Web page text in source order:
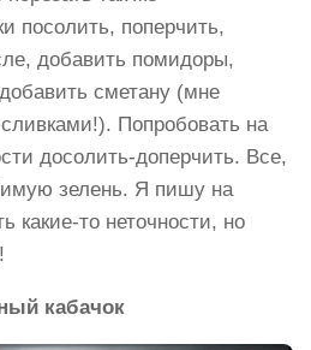
посолить, поперчить,
добавить помидоры,
сметану (мне
Попробовать на
досолить-доперчить. Все,
зелень. Я пишу на
какие-то неточности, но
кабачок